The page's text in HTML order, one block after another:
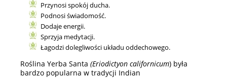
Przynosi spokój ducha.
Podnosi świadomość.
Dodaje energii.
Sprzyja medytacji.
Łagodzi dolegliwości układu oddechowego.
Roślina Yerba Santa (Eriodictyon californicum) była
bardzo popularna w tradycji Indian